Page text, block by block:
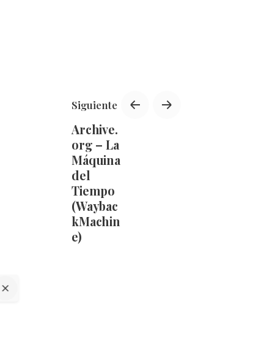
Siguiente
Archive.
org – La
Máquina
del
Tiempo
(Waybac
kMachin
e)